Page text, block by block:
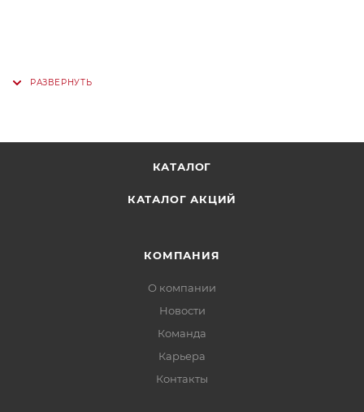
КАТАЛОГ
КАТАЛОГ АКЦИЙ
КОМПАНИЯ
О компании
Новости
Команда
Карьера
Контакты